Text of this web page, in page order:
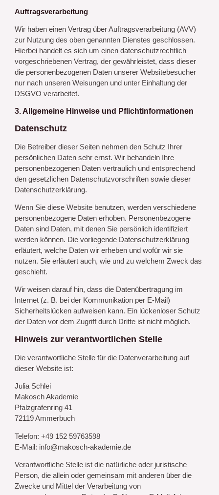
Auftragsverarbeitung
Wir haben einen Vertrag über Auftragsverarbeitung (AVV)
zur Nutzung des oben genannten Dienstes geschlossen.
Hierbei handelt es sich um einen datenschutzrechtlich
vorgeschriebenen Vertrag, der gewährleistet, dass dieser
die personenbezogenen Daten unserer Websitebesucher
nur nach unseren Weisungen und unter Einhaltung der
DSGVO verarbeitet.
3. Allgemeine Hinweise und Pflicht­informationen
Datenschutz
Die Betreiber dieser Seiten nehmen den Schutz Ihrer
persönlichen Daten sehr ernst. Wir behandeln Ihre
personenbezogenen Daten vertraulich und entsprechend
den gesetzlichen Datenschutzvorschriften sowie dieser
Datenschutzerklärung.
Wenn Sie diese Website benutzen, werden verschiedene
personenbezogene Daten erhoben. Personenbezogene
Daten sind Daten, mit denen Sie persönlich identifiziert
werden können. Die vorliegende Datenschutzerklärung
erläutert, welche Daten wir erheben und wofür wir sie
nutzen. Sie erläutert auch, wie und zu welchem Zweck das
geschieht.
Wir weisen darauf hin, dass die Datenübertragung im
Internet (z. B. bei der Kommunikation per E-Mail)
Sicherheitslücken aufweisen kann. Ein lückenloser Schutz
der Daten vor dem Zugriff durch Dritte ist nicht möglich.
Hinweis zur verantwortlichen Stelle
Die verantwortliche Stelle für die Datenverarbeitung auf
dieser Website ist:
Julia Schlei
Makosch Akademie
Pfalzgrafenring 41
72119 Ammerbuch
Telefon: +49 152 59763598
E-Mail: info@makosch-akademie.de
Verantwortliche Stelle ist die natürliche oder juristische
Person, die allein oder gemeinsam mit anderen über die
Zwecke und Mittel der Verarbeitung von